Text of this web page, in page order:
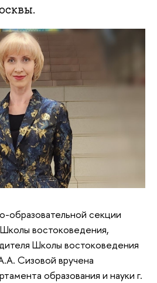
образовательной секции
востоковедения,
Школы востоковедения
Сизовой вручена
образования и науки г.